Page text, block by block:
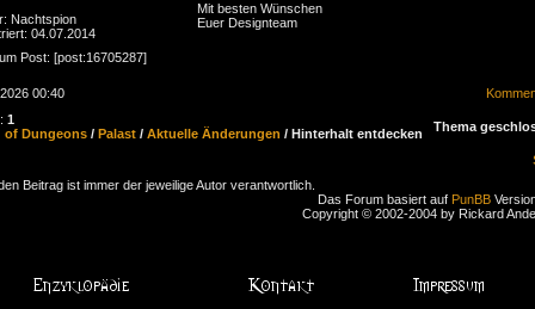
Nachtspion
04.07.2014
Post: [post:16705287]
Mit besten Wünschen
Euer Designteam
00:40
1
of Dungeons / Palast / Aktuelle Änderungen / Hinterhalt entdecken Thema
Beitrag ist immer der jeweilige Autor verantwortlich.
Das Forum basiert auf PunBB
Copyright © 2002-2004 by Rickard